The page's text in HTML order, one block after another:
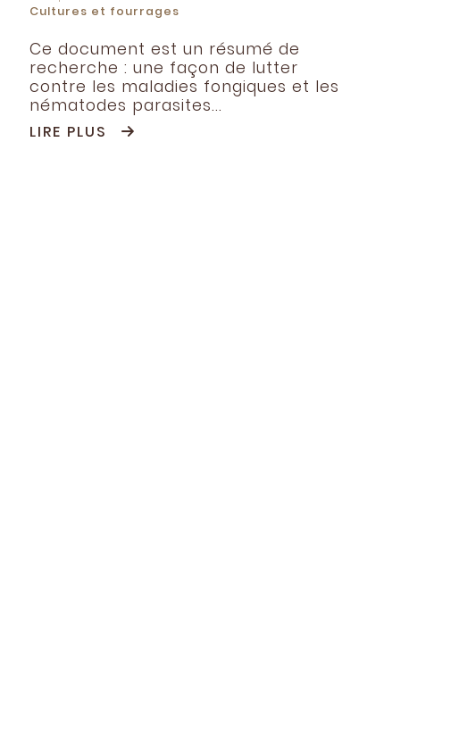
Cultures et fourrages
Ce document est un résumé de
recherche : une façon de lutter
contre les maladies fongiques et les
nématodes parasites...
LIRE PLUS